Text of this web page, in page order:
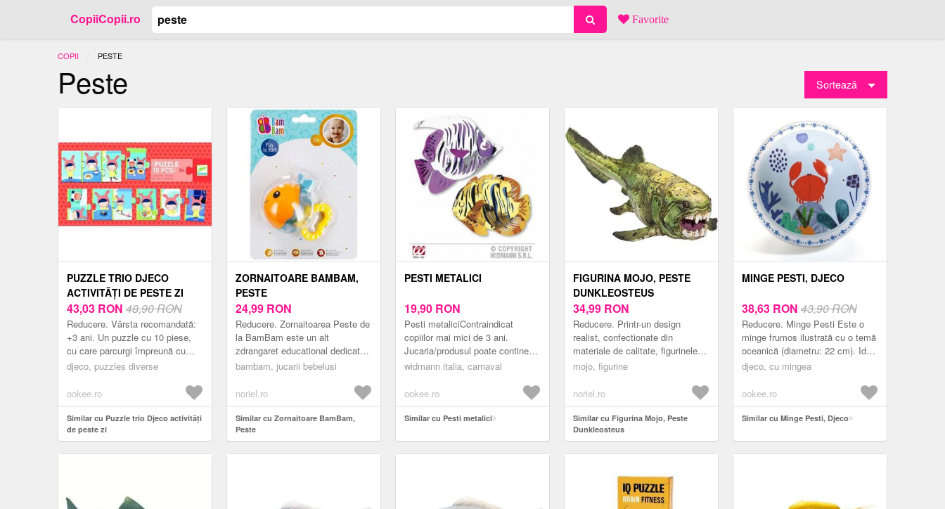
CopiiCopii.ro Favorite
COPII ACTUAL:
PESTE
Peste Sortează
PUZZLE TRIO DJECO
ACTIVITĂȚI DE PESTE ZI
43,03 RON 48,90 RON
Reducere. Vârsta recomandată:
+3 ani. Un puzzle cu 10 piese,
cu care parcurgi împreună cu
puiul tău toate activitățile de
...
djeco, puzzles diverse
ookee.ro
Similar cu Puzzle trio Djeco activități
de peste zi
ZORNAITOARE BAMBAM,
PESTE
24,99 RON
Reducere. Zornaitoarea Peste de
la BamBam este un alt
zdrangaret educational dedicat
copiilor inca de la nastere.
jucariei st...
bambam, jucarii bebelusi
noriel.ro
Similar cu Zornaitoare BamBam,
Peste
PESTI METALICI
19,90 RON
Pesti metaliciContraindicat
copiilor mai mici de 3 ani.
Jucaria/produsul poate contine
piese mici care se pot inghiti sau
widmann italia, carnaval
ookee.ro
Similar cu Pesti metalici
FIGURINA MOJO, PESTE
DUNKLEOSTEUS
34,99 RON
Reducere. Printr-un design
realist, confectionate din
materiale de calitate, figurinele
Mojo ne invita sa descoperim
Fie ele p...
mojo, figurine
noriel.ro
Similar cu Figurina Mojo, Peste
Dunkleosteus
MINGE PESTI, DJECO
38,63 RON 43,90 RON
Reducere. Minge Pesti Este o
minge frumos ilustrată cu o temă
oceanică (diametru: 22 cm). Ideal
pentru lovituri sau aruncări în aer
djeco, cu mingea
ookee.ro
Similar cu Minge Pesti, Djeco